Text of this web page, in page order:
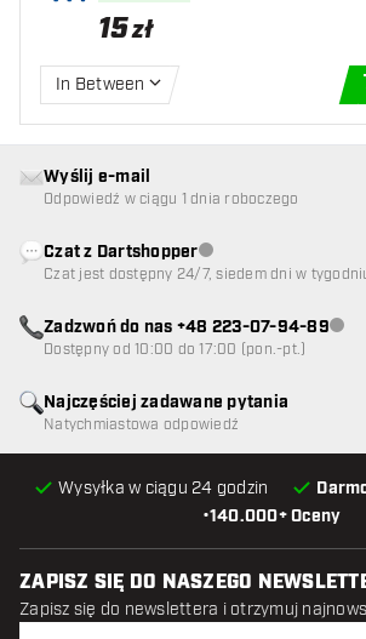
15zł
In Between
•140.000+ Oceny
Wysyłka w ciągu 24 godzin
Najczęściej zadawane pytania
Natychmiastowa odpowiedź
Wyślij e-mail
Odpowiedź w ciągu 1 dnia roboczego
Czat z DartshopperObsługa klienta
Czat jest dostępny 24/7, siedem dni w
Zadzwoń do nas +48 223-07-94-89
Dostępny od 10:00 do 17:00 (pon.-pt.)
ZAPISZ SIĘ DO NASZEGO
Zapisz się do newslettera i otrzymuj